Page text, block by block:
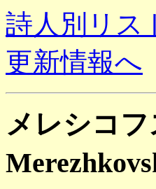
詩人別リ
更新情報へ
メレシコフ